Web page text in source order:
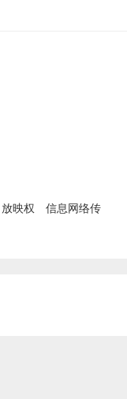
放映权
信息网络传